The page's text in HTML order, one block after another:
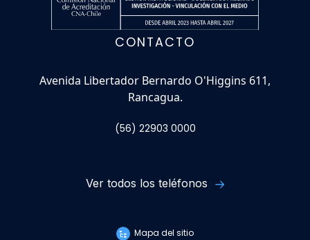
CONTACTO
Avenida Libertador Bernardo O'Higgins 611,
Rancagua.
(56) 22903 0000
Ver todos los teléfonos
Mapa del sitio